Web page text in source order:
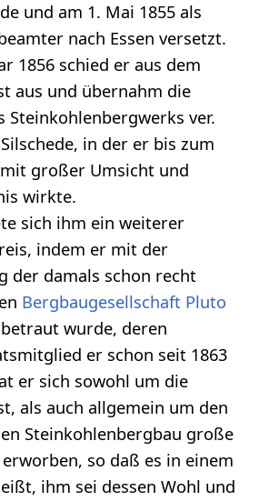
und am 1. Mai 1855 als
nach Essen versetzt.
1856 schied er aus dem
aus und übernahm die
Steinkohlenbergwerks ver.
in der er bis zum
mit großer Umsicht und
wirkte.
sich ihm ein weiterer
indem er mit der
der damals schon recht
Bergbaugesellschaft Pluto
wurde, deren
er schon seit 1863
er sich sowohl um die
als auch allgemein um den
Steinkohlenbergbau große
so daß es in einem
ihm sei dessen Wohl und